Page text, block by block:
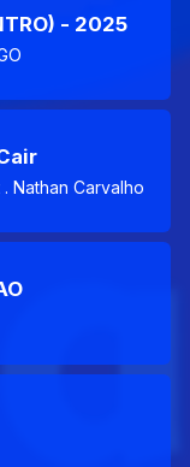
- 2025
Nathan Carvalho